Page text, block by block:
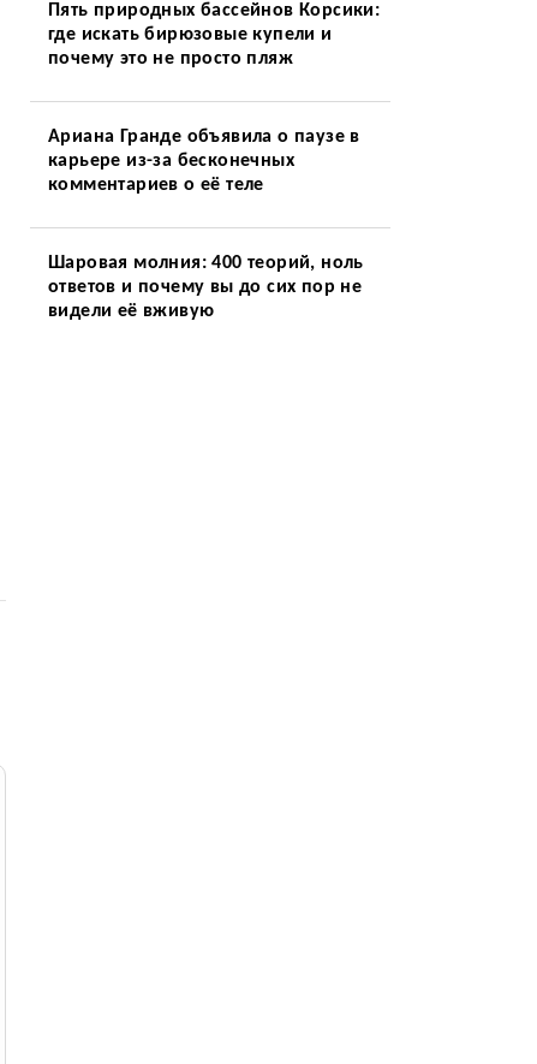
Пять природных бассейнов Корсики:
где искать бирюзовые купели и
почему это не просто пляж
Ариана Гранде объявила о паузе в
карьере из-за бесконечных
комментариев о её теле
Шаровая молния: 400 теорий, ноль
ответов и почему вы до сих пор не
видели её вживую